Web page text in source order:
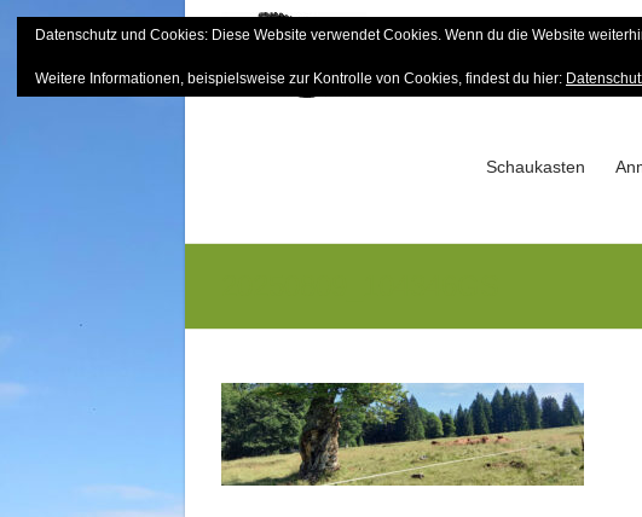
to
Bayerischer
Sektion Mitterfels e.V. – Seit 1963
Schaukasten
Datenschutz und Cookies: Diese Website verwendet Cookies. Wenn du die Website
Weitere Informationen, beispielsweise zur Kontrolle von Cookies, findest du hier: